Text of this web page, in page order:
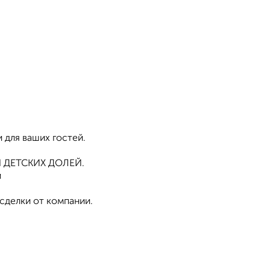
ваших гостей.
ДОЛЕЙ.
от компании.